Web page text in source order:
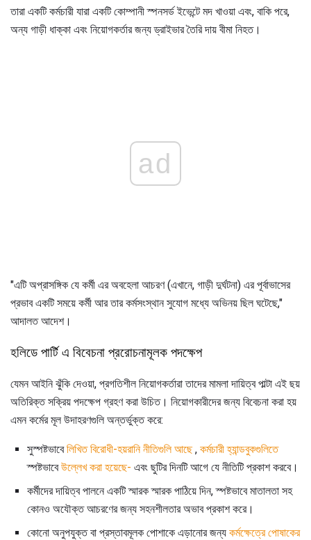
তারা একটি কর্মচারী যারা একটি কোম্পানী স্পনসর্ড ইভেন্টে মদ খাওয়া এবং, বাকি পরে,
অন্য গাড়ী ধাক্কা এবং নিয়োগকর্তার জন্য ড্রাইভার তৈরি দায় বীমা নিহত।
ad
"এটি অপ্রাসঙ্গিক যে কর্মী এর অবহেলা আচরণ (এখানে, গাড়ী দুর্ঘটনা) এর পূর্বাভাসের
প্রভাব একটি সময়ে কর্মী আর তার কর্মসংস্থান সুযোগ মধ্যে অভিনয় ছিল ঘটেছে,"
আদালত আদেশ।
হলিডে পার্টি এ বিবেচনা প্ররোচনামূলক পদক্ষেপ
যেমন আইনি ঝুঁকি দেওয়া, প্রগতিশীল নিয়োগকর্তারা তাদের মামলা দায়িত্ব পাল্টা এই ছয়
অতিরিক্ত সক্রিয় পদক্ষেপ গ্রহণ করা উচিত। নিয়োগকারীদের জন্য বিবেচনা করা হয়
এমন কর্মের মূল উদাহরণগুলি অন্তর্ভুক্ত করে:
সুস্পষ্টভাবেলিখিত বিরোধী-হয়রানি নীতিগুলি আছে, কর্মচারী হ্যান্ডবুকগুলিতে
স্পষ্টভাবেউল্লেখ করা হয়েছে- এবং ছুটির দিনটি আগে যে নীতিটি প্রকাশ করবে।
কর্মীদের দায়িত্ব পালনে একটি স্মারক স্মারক পাঠিয়ে দিন, স্পষ্টভাবে মাতালতা সহ
কোনও অযৌক্ত আচরণের জন্য সহনশীলতার অভাব প্রকাশ করে।
কোনো অনুপযুক্ত বা প্রস্তাবমূলক পোশাকে এড়ানোর জন্য কর্মক্ষেত্রে পোষাকের